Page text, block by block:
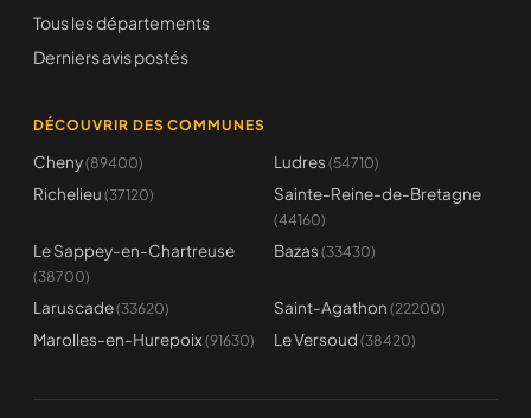
Tous les départements
Derniers avis postés
DÉCOUVRIR DES COMMUNES
Cheny(89400) Ludres (54710)
Richelieu (37120) Sainte-Reine-de-Bretagne
(44160)
Le Sappey-en-Chartreuse
(38700)
Bazas (33430)
Laruscade(33620) Saint-Agathon (22200)
Marolles-en-Hurepoix (91630) Le Versoud (38420)